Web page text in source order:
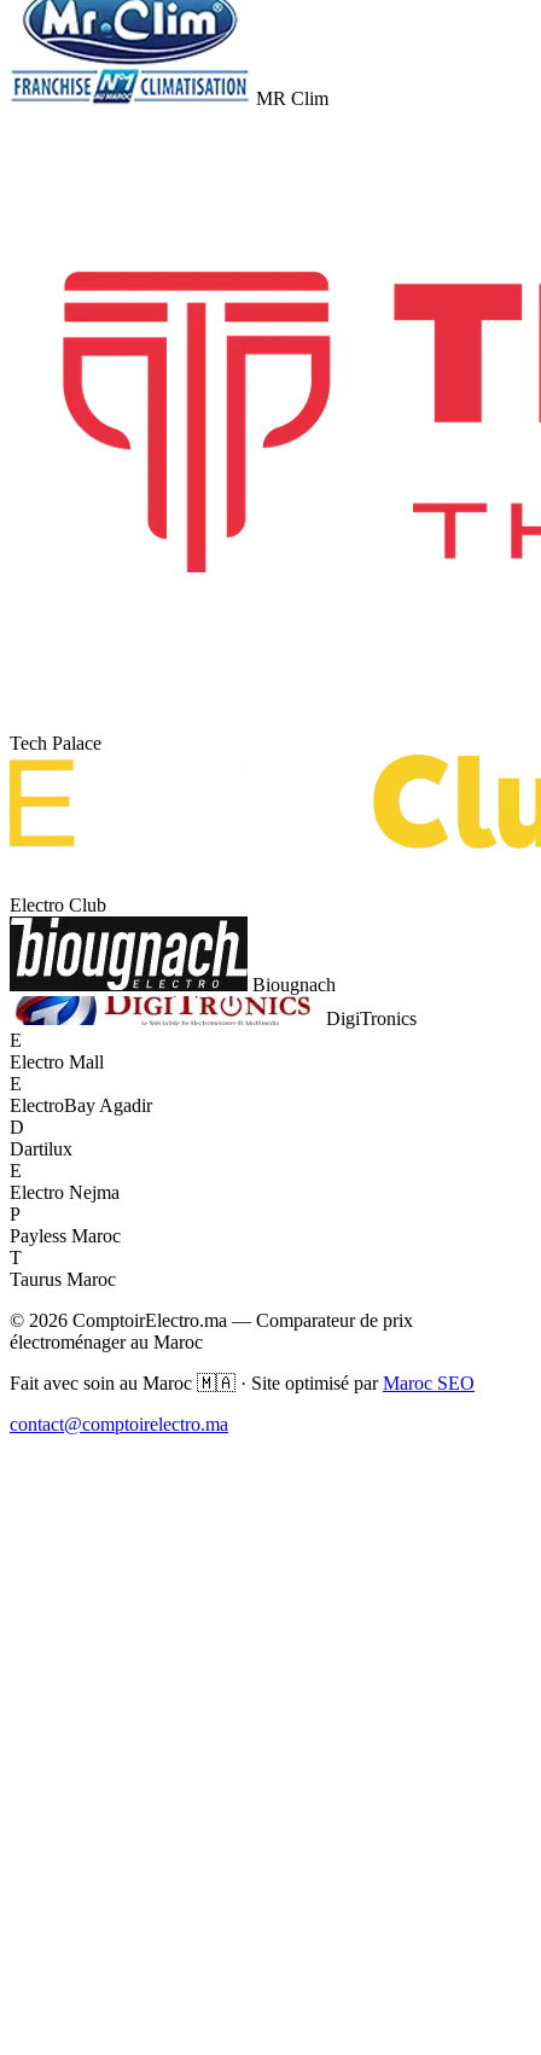
MR Clim
Tech Palace
Electro Club
Biougnach
DigiTronics
E
Electro Mall
E
ElectroBay Agadir
D
Dartilux
E
Electro Nejma
P
Payless Maroc
T
Taurus Maroc
© 2026 ComptoirElectro.ma — Comparateur de prix
électroménager au Maroc
Fait avec soin au Maroc 🇲🇦 · Site optimisé parMaroc SEO
contact@comptoirelectro.ma